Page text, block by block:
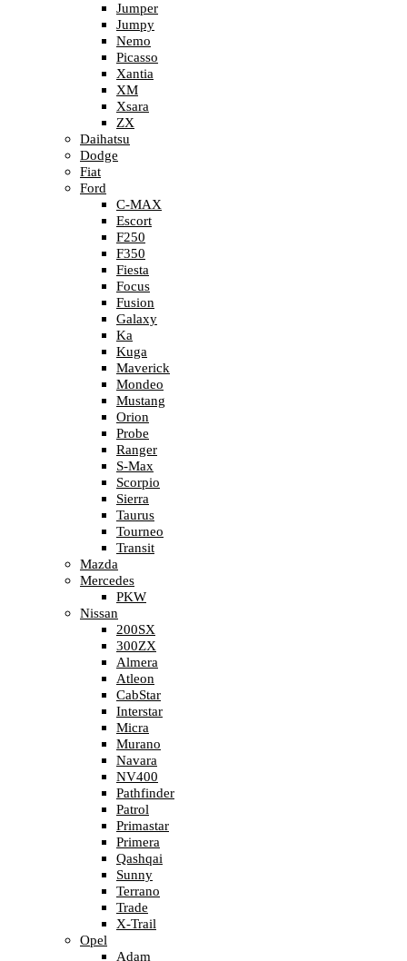
Jumper
Jumpy
Nemo
Picasso
Xantia
XM
Xsara
ZX
Daihatsu
Dodge
Fiat
Ford
C-MAX
Escort
F250
F350
Fiesta
Focus
Fusion
Galaxy
Ka
Kuga
Maverick
Mondeo
Mustang
Orion
Probe
Ranger
S-Max
Scorpio
Sierra
Taurus
Tourneo
Transit
Mazda
Mercedes
PKW
Nissan
200SX
300ZX
Almera
Atleon
CabStar
Interstar
Micra
Murano
Navara
NV400
Pathfinder
Patrol
Primastar
Primera
Qashqai
Sunny
Terrano
Trade
X-Trail
Opel
Adam